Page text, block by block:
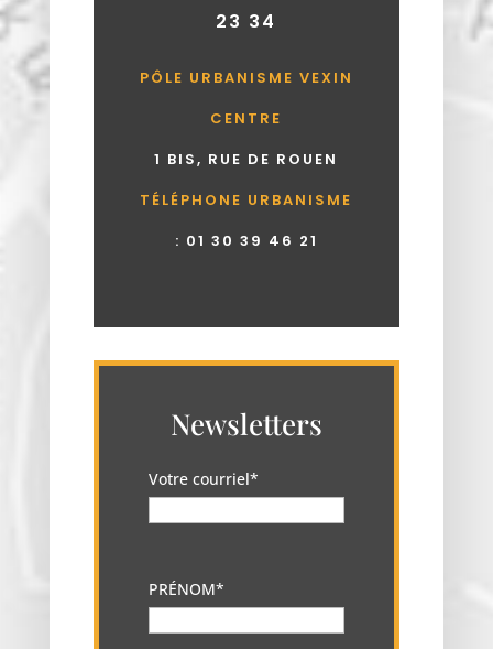
23 34
PÔLE URBANISME VEXIN
CENTRE
1 BIS, RUE DE ROUEN
TÉLÉPHONE URBANISME
: 01 30 39 46 21
Newsletters
Votre courriel*
PRÉNOM*